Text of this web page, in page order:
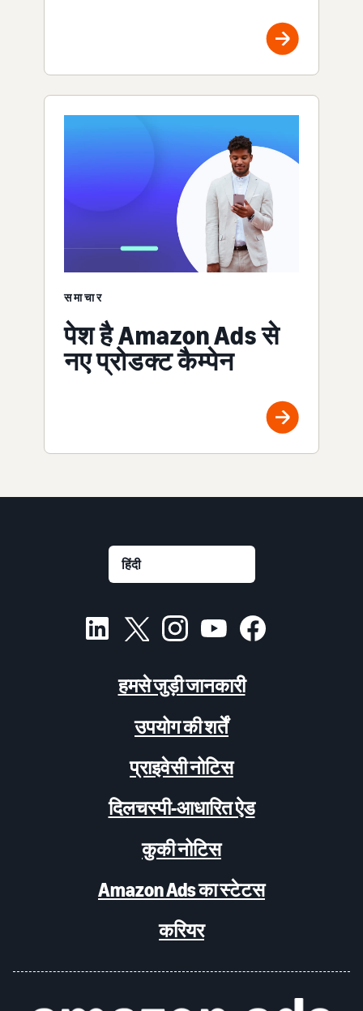
समाचार
पेश है Amazon Ads से
नए प्रोडक्ट कैम्पेन
हमसे जुड़ी जानकारी
उपयोग की शर्तें
प्राइवेसी नोटिस
दिलचस्पी-आधारित ऐड
कुकी नोटिस
Amazon Ads का स्टेटस
करियर